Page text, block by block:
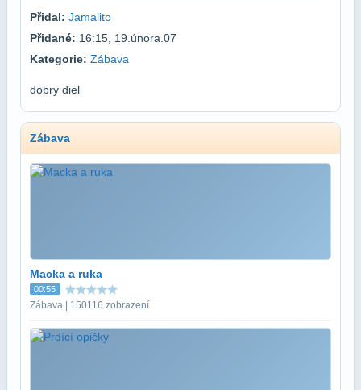
Přidal: Jamalito
Přidané: 16:15, 19.února.07
Kategorie: Zábava
dobry diel
Zábava
Macka a ruka
00:55
Zábava | 150116 zobrazení